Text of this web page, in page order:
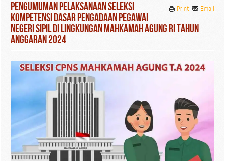
Email
Print
Pengumuman Pelaksanaan Seleksi
Kompetensi Dasar Pengadaan Pegawai
Negeri Sipil di Lingkungan Mahkamah Agung RI Tahun
Anggaran 2024